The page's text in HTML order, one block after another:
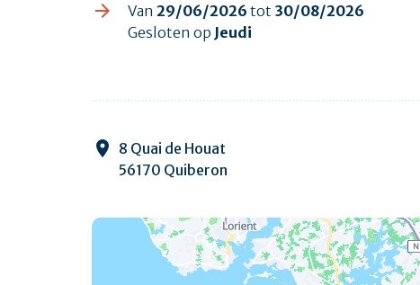
Van 29/06/2026 tot 30/08/2026
Gesloten op Jeudi
8 Quai de Houat
56170 Quiberon